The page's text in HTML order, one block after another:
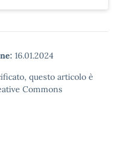
16.01.2024
questo articolo è
Commons